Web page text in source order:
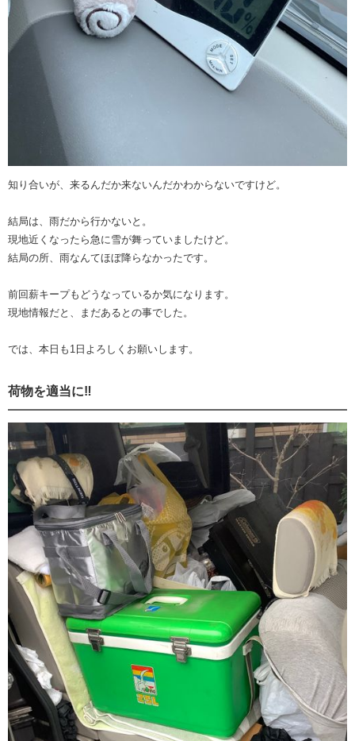
知り合いが、来るんだか来ないんだかわからないですけど。
結局は、雨だから行かないと。
現地近くなったら急に雪が舞っていましたけど。
結局の所、雨なんてほぼ降らなかったです。
前回薪キープもどうなっているか気になります。
現地情報だと、まだあるとの事でした。
では、本日も1日よろしくお願いします。
荷物を適当に‼️